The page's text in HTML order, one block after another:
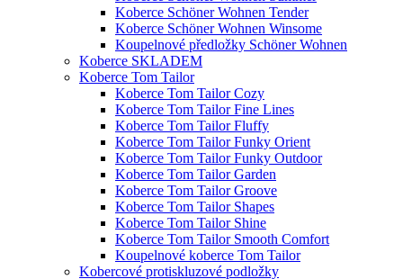
Koberce Schöner Wohnen Tender
Koberce Schöner Wohnen Winsome
Koupelnové předložky Schöner Wohnen
Koberce SKLADEM
Koberce Tom Tailor
Koberce Tom Tailor Cozy
Koberce Tom Tailor Fine Lines
Koberce Tom Tailor Fluffy
Koberce Tom Tailor Funky Orient
Koberce Tom Tailor Funky Outdoor
Koberce Tom Tailor Garden
Koberce Tom Tailor Groove
Koberce Tom Tailor Shapes
Koberce Tom Tailor Shine
Koberce Tom Tailor Smooth Comfort
Koupelnové koberce Tom Tailor
Kobercové protiskluzové podložky